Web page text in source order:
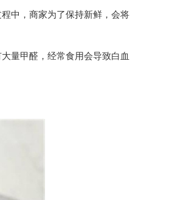
中，商家为了保持新鲜，会将
量甲醛，经常食用会导致白血